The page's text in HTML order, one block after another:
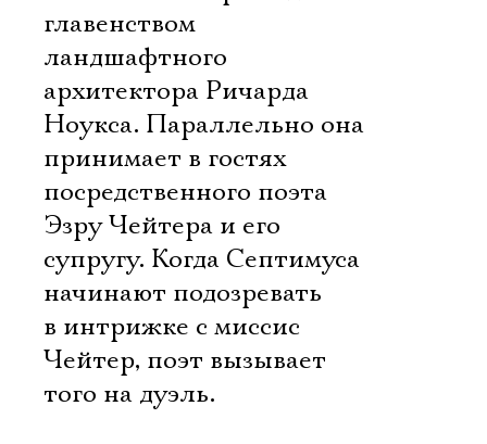
главенством
ландшафтного
архитектора Ричарда
Ноукса. Параллельно она
принимает в гостях
посредственного поэта
Эзру Чейтера и его
супругу. Когда Септимуса
начинают подозревать
в интрижке с миссис
Чейтер, поэт вызывает
того на дуэль.Электропочта